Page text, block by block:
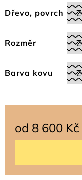
Dřevo, povrch
Rozměr
Barva kovu
od 8 600 Kč